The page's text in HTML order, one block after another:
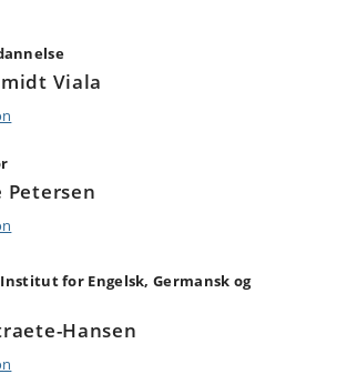
Viala
Petersen
for Engelsk, Germansk og
Hansen